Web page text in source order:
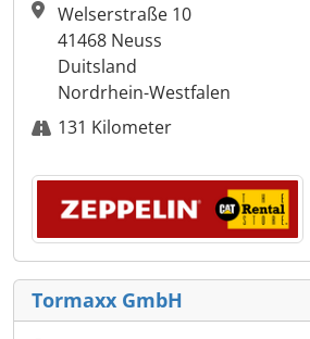
Welserstraße 10
41468 Neuss
Duitsland
Nordrhein-Westfalen
131 Kilometer
Tormaxx GmbH